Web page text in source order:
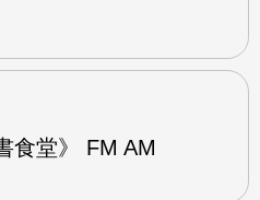
食堂》 FM AM